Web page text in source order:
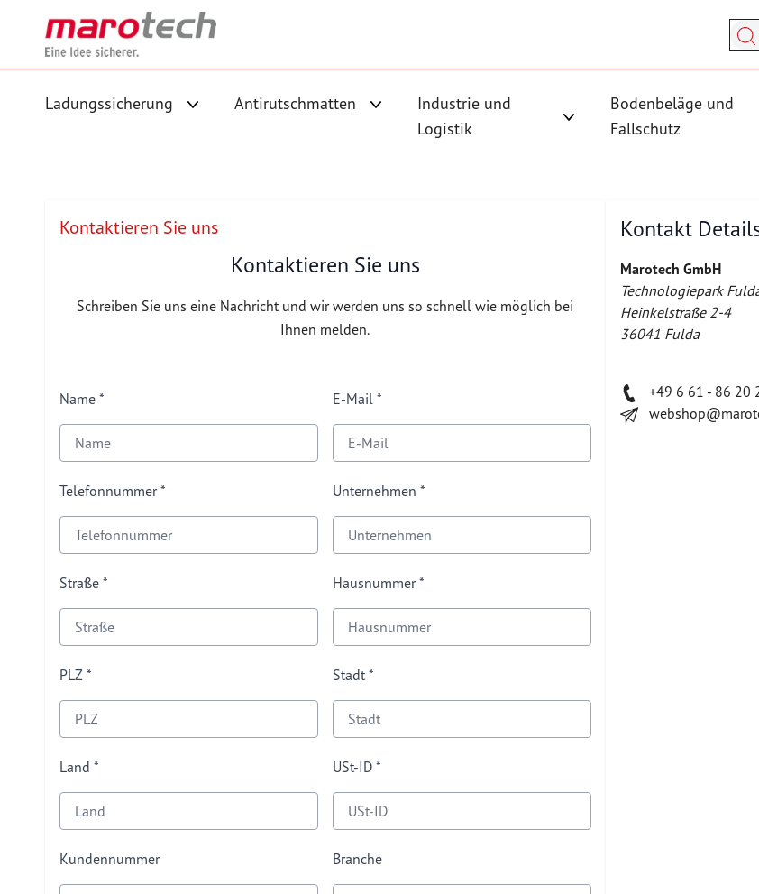
Ladungssicherung Antirutschmatten
Untermenü für Kategorie Antirutschmatten anzeigen
Industrie und
Logistik
Untermenü für Kategorie
Bodenbeläge und
Fallschutz
Kontaktieren Sie uns
Kontaktieren Sie uns
Schreiben Sie uns eine Nachricht und wir werden uns so schnell wie möglich bei
Ihnen melden.
Name E-Mail
Telefonnummer Unternehmen
Straße Hausnummer
PLZ Stadt
Land USt-ID
Kundennummer Branche
Kontakt
Marotech GmbH
Technologiepark
Heinkelstraße 2-4
36041 Fulda
+49 6 61 - 86 20